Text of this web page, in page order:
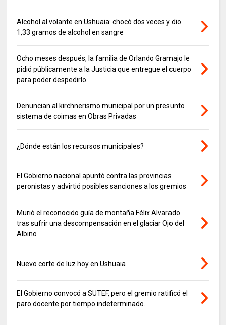
Alcohol al volante en Ushuaia: chocó dos veces y dio
1,33 gramos de alcohol en sangre
Ocho meses después, la familia de Orlando Gramajo le
pidió públicamente a la Justicia que entregue el cuerpo
para poder despedirlo
Denuncian al kirchnerismo municipal por un presunto
sistema de coimas en Obras Privadas
¿Dónde están los recursos municipales?
El Gobierno nacional apuntó contra las provincias
peronistas y advirtió posibles sanciones a los gremios
Murió el reconocido guía de montaña Félix Alvarado
tras sufrir una descompensación en el glaciar Ojo del
Albino
Nuevo corte de luz hoy en Ushuaia
El Gobierno convocó a SUTEF, pero el gremio ratificó el
paro docente por tiempo indeterminado.